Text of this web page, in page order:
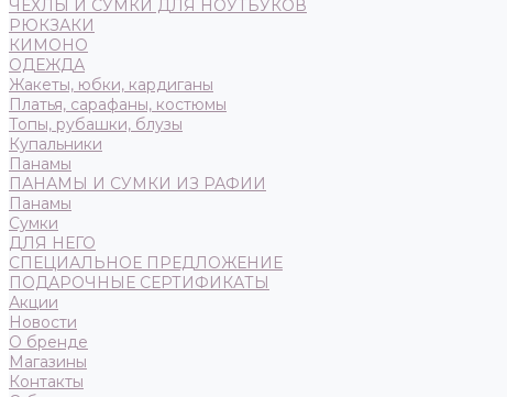
ЧЕХЛЫ И СУМКИ ДЛЯ НОУТБУКОВ
РЮКЗАКИ
КИМОНО
ОДЕЖДА
Жакеты, юбки, кардиганы
Платья, сарафаны, костюмы
Топы, рубашки, блузы
Купальники
Панамы
ПАНАМЫ И СУМКИ ИЗ РАФИИ
Панамы
Сумки
ДЛЯ НЕГО
СПЕЦИАЛЬНОЕ ПРЕДЛОЖЕНИЕ
ПОДАРОЧНЫЕ СЕРТИФИКАТЫ
Акции
Новости
О бренде
Магазины
Контакты